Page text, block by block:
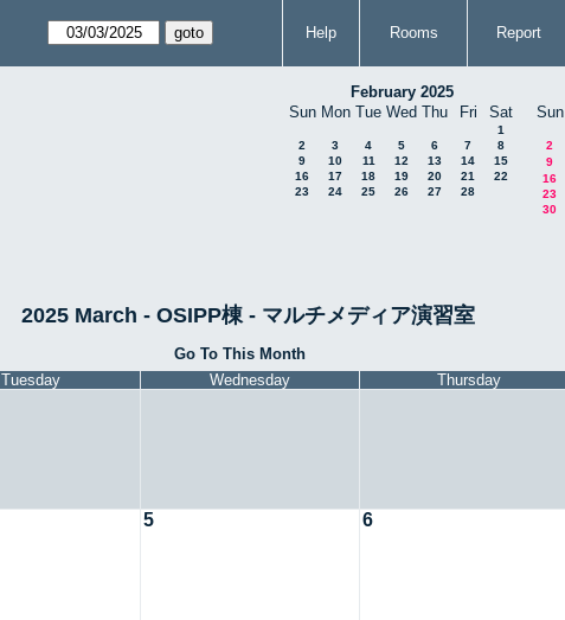
Help Rooms Report
February 2025
Sun Mon Tue Wed Thu Fri Sat
1
2
3 4 5 6 7
8
9
10 11 12 13 14
15
16
17 18 19 20 21
22
23
24 25 26 27 28
Sun
2
9
16
23
30
2025 March - OSIPP棟 - マルチメディア演習室
Go To This Month
Tuesday Wednesday Thursday
5 6